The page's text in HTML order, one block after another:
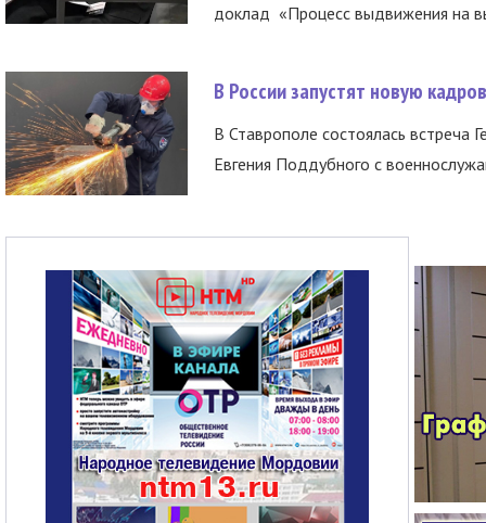
доклад «Процесс выдвижения на
В России запустят новую
В Ставрополе состоялась встреча
Евгения Поддубного с